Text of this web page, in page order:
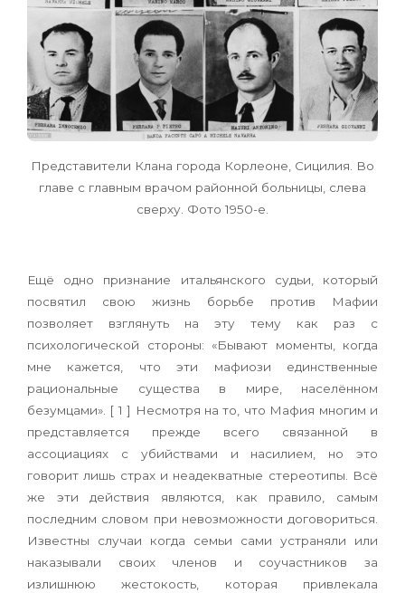
Представители Клана города Корлеоне, Сицилия. Во
главе с главным врачом районной больницы, слева
сверху. Фото 1950-е.
Ещё одно признание итальянского судьи, который
посвятил свою жизнь борьбе против Мафии
позволяет взглянуть на эту тему как раз с
психологической стороны: «Бывают моменты, когда
мне кажется, что эти мафиози единственные
рациональные существа в мире, населённом
безумцами». [ 1 ] Несмотря на то, что Мафия многим и
представляется прежде всего связанной в
ассоциациях с убийствами и насилием, но это
говорит лишь страх и неадекватные стереотипы. Всё
же эти действия являются, как правило, самым
последним словом при невозможности договориться.
Известны случаи когда семьи сами устраняли или
наказывали своих членов и соучастников за
излишнюю жестокость, которая привлекала